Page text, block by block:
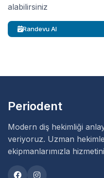
alabilirsiniz
Randevu Al
Periodent
Modern diş hekimliği
veriyoruz. Uzman
ekipmanlarımızla